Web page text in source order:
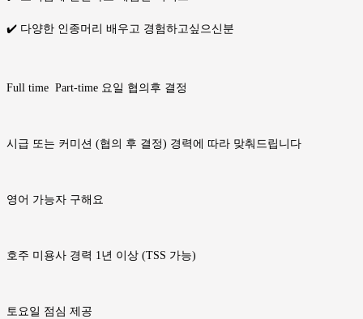
✔️ 다양한 인종머리 배우고 경험하고싶으신분
Full time Part-time 요일 협의후 결정
시급 또는 커미션 (협의 후 결정) 경력에 따라 맞춰드립니다
영어 가능자 구해요
호주 미용사 경력 1년 이상 (TSS 가능)
토요일 점심 제공